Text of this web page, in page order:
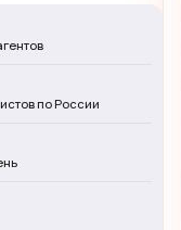
по России